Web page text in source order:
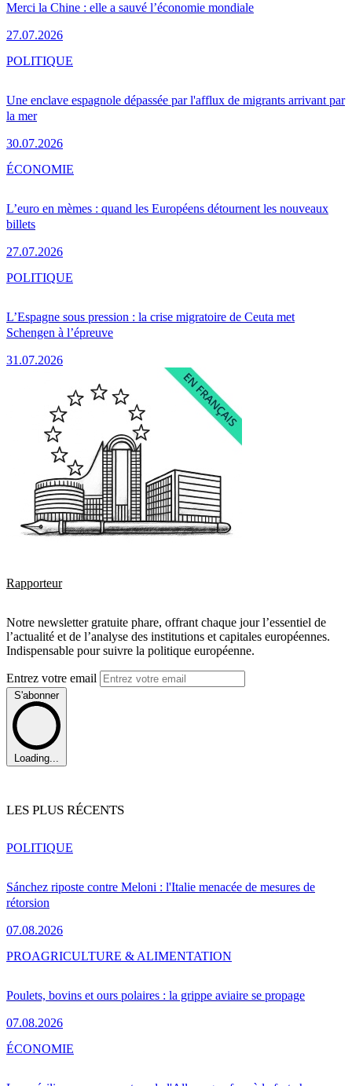
Merci la Chine : elle a sauvé l’économie mondiale
27.07.2026
Une enclave espagnole dépassée par l'afflux de migrants arrivant par
la mer
30.07.2026
POLITIQUE
L’euro en mèmes : quand les Européens détournent les nouveaux
billets
27.07.2026
ÉCONOMIE
L’Espagne sous pression : la crise migratoire de Ceuta met
Schengen à l’épreuve
31.07.2026
POLITIQUE
Rapporteur
Notre newsletter gratuite phare, offrant chaque jour l’essentiel de
l’actualité et de l’analyse des institutions et capitales européennes.
Indispensable pour suivre la politique européenne.
Entrez votre email
S'abonner
Loading...
LES PLUS RÉCENTS
Sánchez riposte contre Meloni : l'Italie menacée de mesures de
rétorsion
07.08.2026
POLITIQUE
Poulets, bovins et ours polaires : la grippe aviaire se propage
07.08.2026
PROAGRICULTURE & ALIMENTATION
ÉCONOMIE